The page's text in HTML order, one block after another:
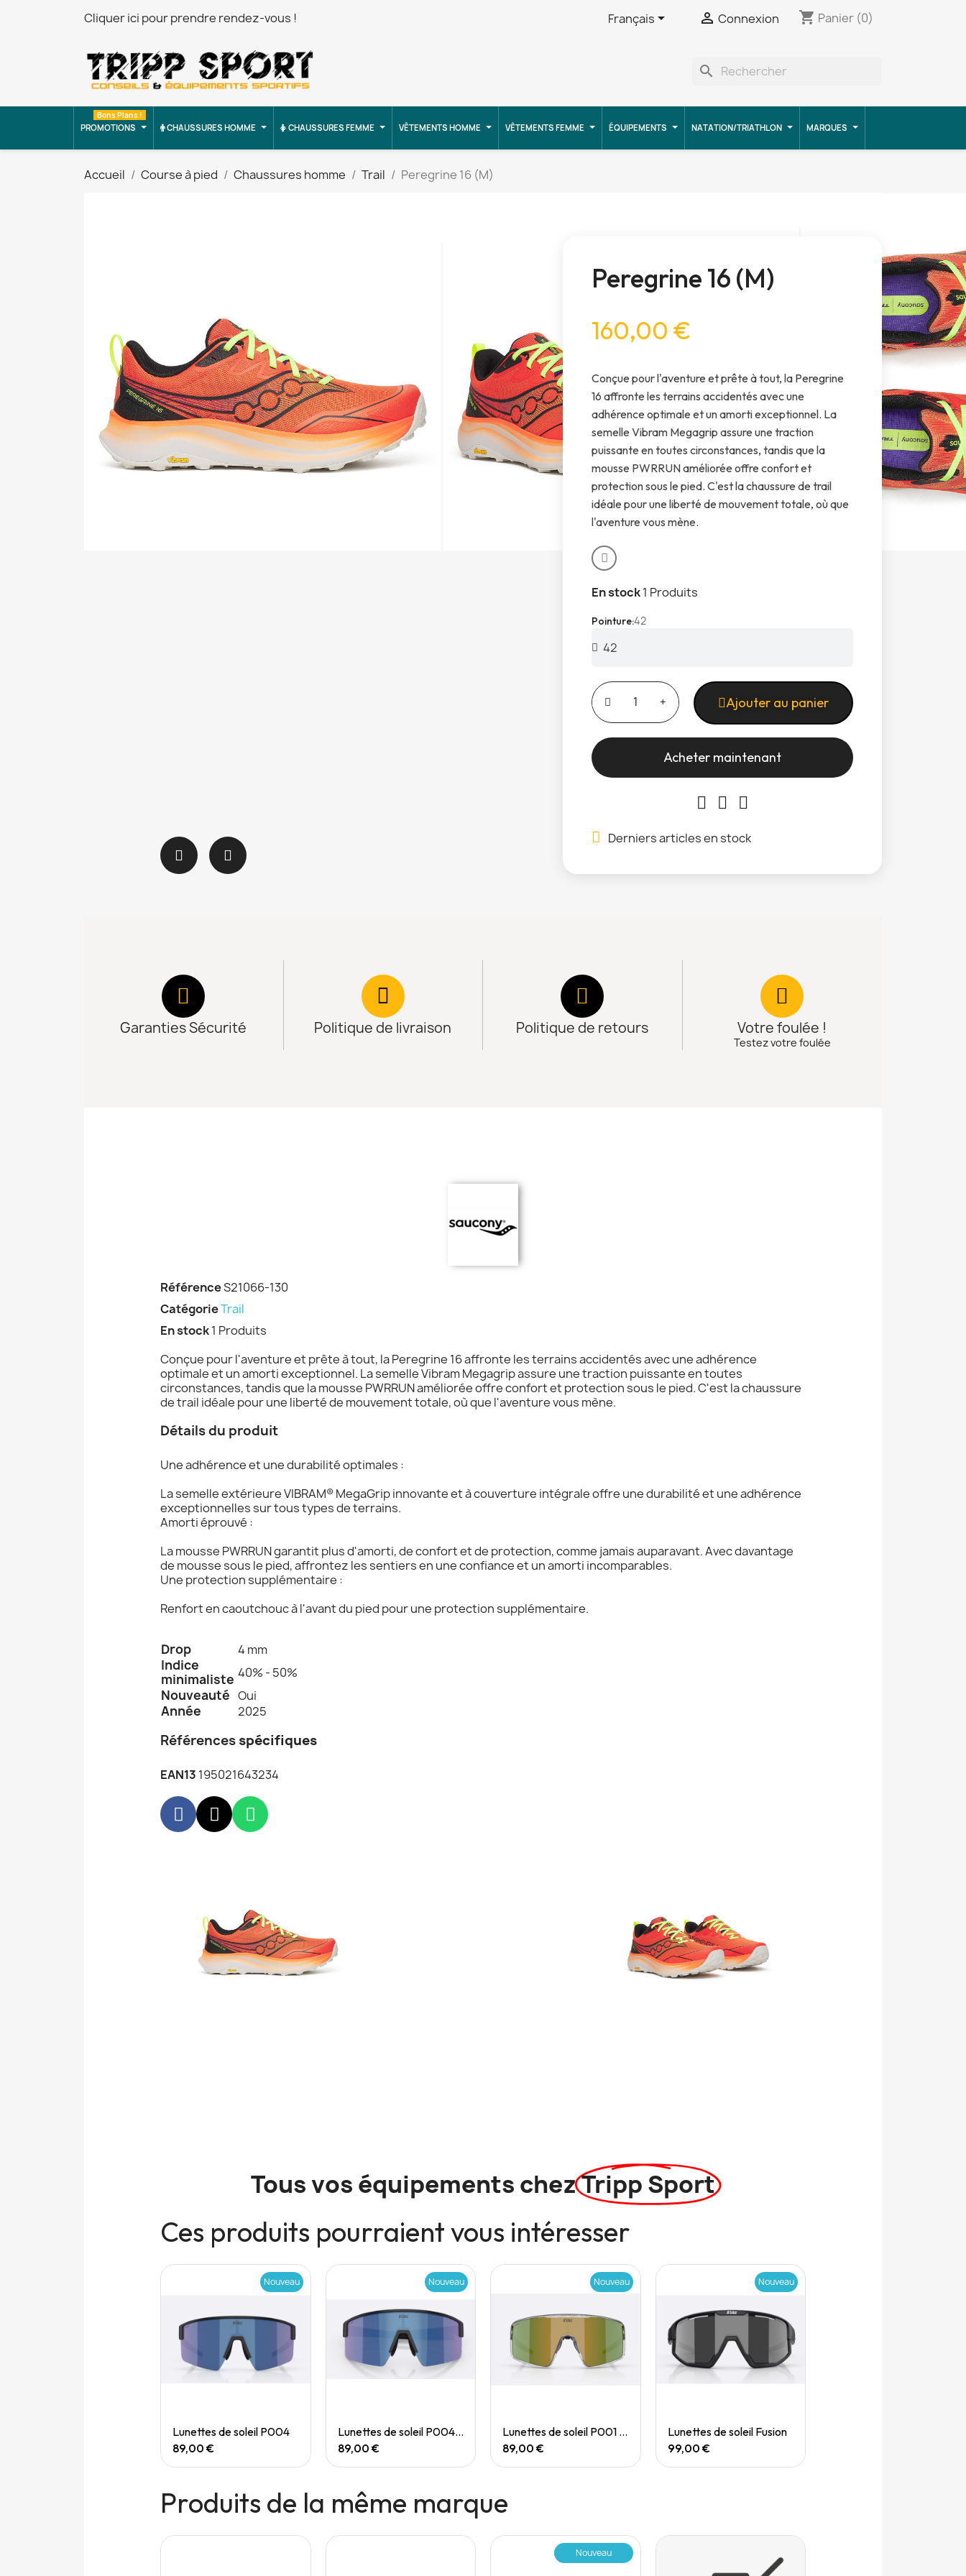
Cliquer ici pour prendre rendez-vous ! Français  Connexion shopping_cart Panier (0)
search
PROMOTIONS
Bons Plans !
CHAUSSURES HOMME CHAUSSURES FEMME VÊTEMENTS HOMME VÊTEMENTS FEMME ÉQUIPEMENTS NATATION/TRIATHLON MARQUES
Accueil Course à pied Chaussures homme Trail Peregrine 16 (M)
Peregrine 16 (M)
160,00 €
Conçue pour l'aventure et prête à tout, la Peregrine
16 affronte les terrains accidentés avec une
adhérence optimale et un amorti exceptionnel. La
semelle Vibram Megagrip assure une traction
puissante en toutes circonstances, tandis que la
mousse PWRRUN améliorée offre confort et
protection sous le pied. C'est la chaussure de trail
idéale pour une liberté de mouvement totale, où que
l'aventure vous mène.
En stock1 Produits
Pointure42
Ajouter au panier
Acheter maintenant
Derniers articles en stock
Garanties Sécurité Politique de livraison Politique de retours Votre foulée !
Testez votre foulée
RéférenceS21066-130
CatégorieTrail
En stock1 Produits
Conçue pour l'aventure et prête à tout, la Peregrine 16 affronte les terrains accidentés avec une adhérence
optimale et un amorti exceptionnel. La semelle Vibram Megagrip assure une traction puissante en toutes
circonstances, tandis que la mousse PWRRUN améliorée offre confort et protection sous le pied. C'est la chaussure
de trail idéale pour une liberté de mouvement totale, où que l'aventure vous mène.
Détails du produit
Une adhérence et une durabilité optimales :
La semelle extérieure VIBRAM® MegaGrip innovante et à couverture intégrale offre une durabilité et une adhérence
exceptionnelles sur tous types de terrains.
Amorti éprouvé :
La mousse PWRRUN garantit plus d'amorti, de confort et de protection, comme jamais auparavant. Avec davantage
de mousse sous le pied, affrontez les sentiers en une confiance et un amorti incomparables.
Une protection supplémentaire :
Renfort en caoutchouc à l'avant du pied pour une protection supplémentaire.
Drop 4 mm
Indice
minimaliste 40% - 50%
Nouveauté Oui
Année 2025
Références spécifiques
EAN13 195021643234
Tous vos équipements chezTripp Sport
Ces produits pourraient vous intéresser
Quick View
Nouveau
Lunettes de soleil P004
89,00 €
Quick View
Nouveau
Lunettes de soleil P004 Small
89,00 €
Quick View
Nouveau
Lunettes de soleil P001 Small
89,00 €
Quick View
Nouveau
Lunettes de soleil Fusion
99,00 €
Produits de la même marque
Nouveau